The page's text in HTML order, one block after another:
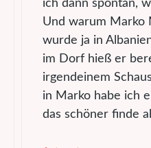
ich dann spontan,
Und warum Marko
wurde ja in
im Dorf hieß er
irgendeinem
in Marko habe ich
das schöner finde